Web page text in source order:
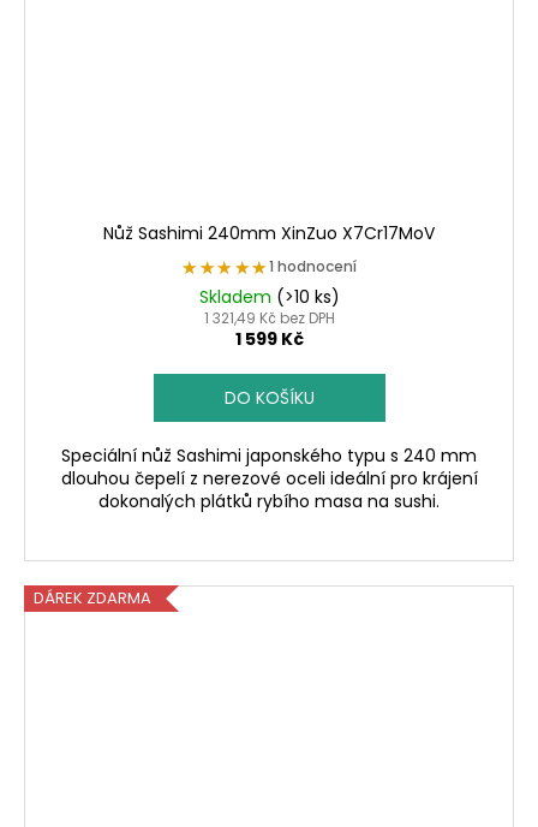
Nůž Sashimi 240mm XinZuo X7Cr17MoV
★★★★★
★★★★★1 hodnocení
Skladem (>10 ks)
1 321,49 Kč bez DPH
1 599 Kč
DO KOŠÍKU
Speciální nůž Sashimi japonského typu s 240 mm
dlouhou čepelí z nerezové oceli ideální pro krájení
dokonalých plátků rybího masa na sushi.
DÁREK ZDARMA